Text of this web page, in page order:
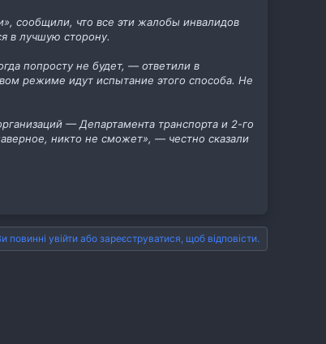
сообщили, что все эти жалобы инвалидов
в лучшую сторону.
попросту не будет, — ответили в
режиме идут испытание этого способа. Не
— Департамента транспорта и 2-го
никто не сможет», — честно сказали
повинні увійти або зареєструватися, щоб відповісти.